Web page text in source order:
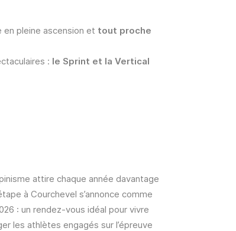
en pleine ascension et tout proche
: le Sprint et la Vertical
attire chaque année davantage
à Courchevel s’annonce comme
: un rendez-vous idéal pour vivre
les athlètes engagés sur l’épreuve